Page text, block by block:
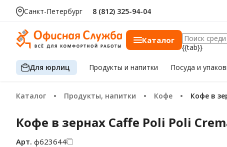
Санкт-Петербург 8 (812) 325-94-04
Каталог
{{tab}}
Для юрлиц Продуктыи напитки Посуда и
Каталог Продукты, напитки Кофе Кофе в
Кофе в зернах Caffe Poli Poli
Арт. ф623644